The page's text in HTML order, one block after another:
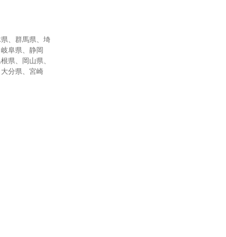
、群馬県、埼
阜県、静岡
県、岡山県、
分県、宮崎